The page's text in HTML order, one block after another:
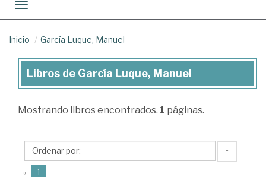
Toggle navigation
Inicio García Luque, Manuel
Libros
García
Manuel
Libros de García Luque, Manuel
Mostrando libros encontrados. 1 páginas.
↑
« 1